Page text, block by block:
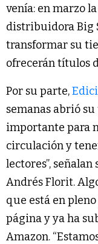
venía: en marzo
distribuidora Big
transformar su
ofrecerán títulos
Por su parte,
semanas abrió
importante para
circulación y
lectores”,
Andrés Florit.
que está en
página y ya ha
Amazon.